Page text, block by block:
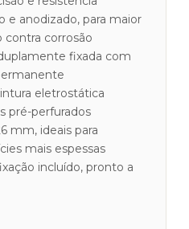
e anodizado, para maior
contra corrosão
fixada com
eletrostática
pré-perfurados
mm, ideais para
mais espessas
incluído, pronto a